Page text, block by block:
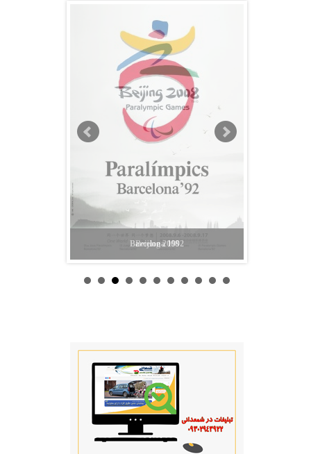
Barcelona 1992